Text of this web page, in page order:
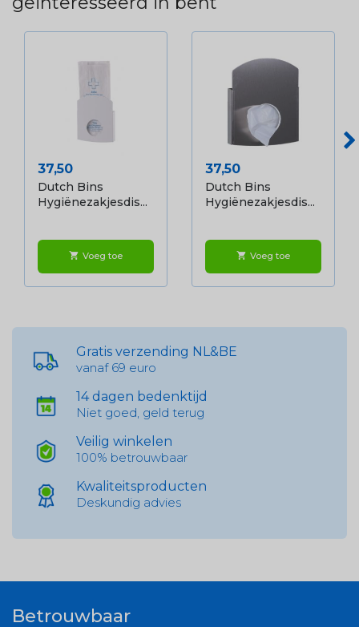
Prijs
37,50
Dutch Bins
Hygiënezakjesdis...
shopping_cart Voeg toe
Prijs
37,50
Dutch Bins
Hygiënezakjesdis...
shopping_cart Voeg toe
Gratis verzending NL&BE
vanaf 69 euro
14 dagen bedenktijd
Niet goed, geld terug
Veilig winkelen
100% betrouwbaar
Kwaliteitsproducten
Deskundig advies
Betrouwbaar